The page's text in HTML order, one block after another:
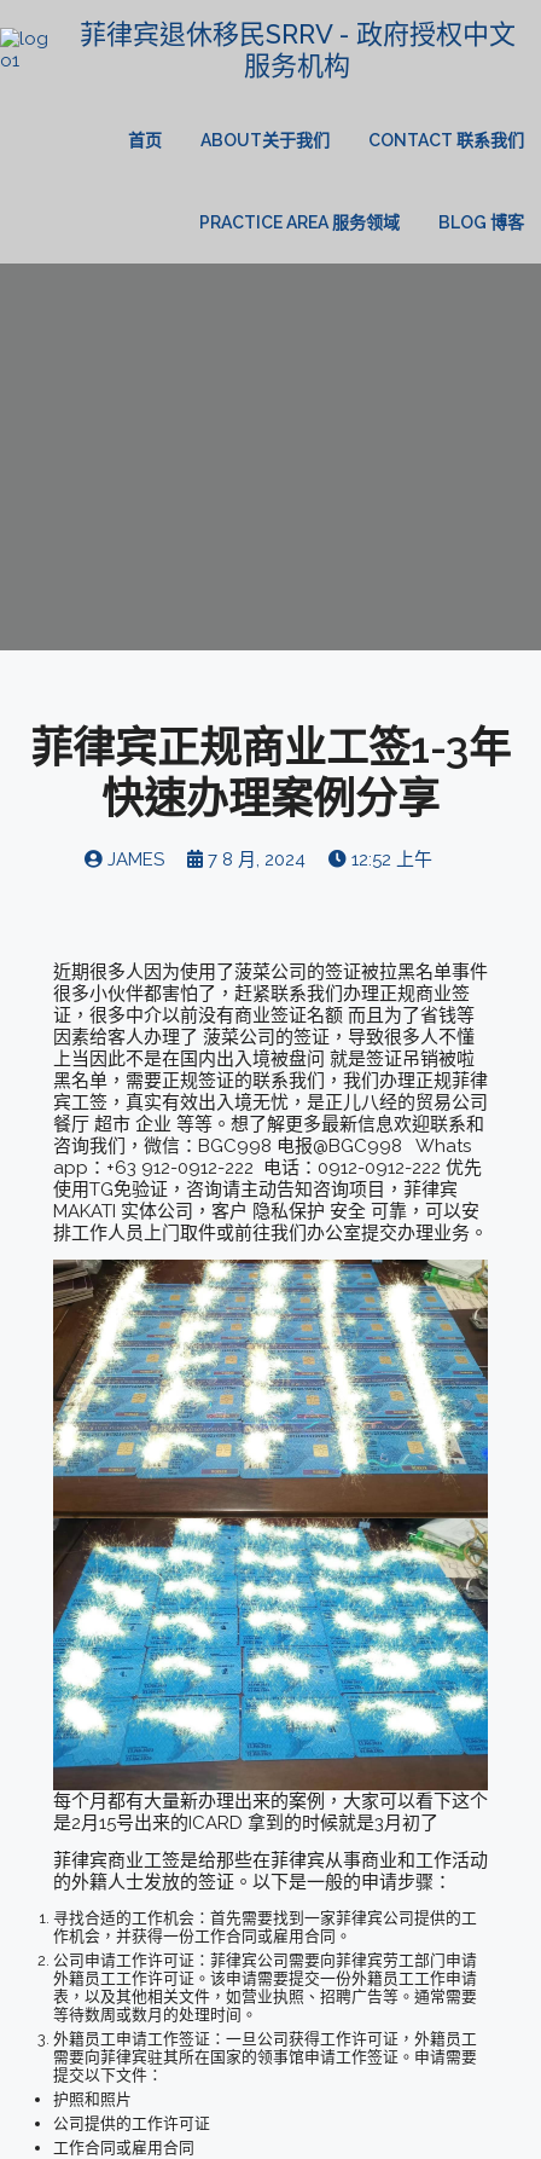
菲律宾退休移民SRRV - 政府授权中文
服务机构
首页 ABOUT关于我们 CONTACT 联系我们
PRACTICE AREA 服务领域 BLOG 博客
菲律宾正规商业工签1-3年
快速办理案例分享
JAMES 7 8 月, 2024 12:52 上午
近期很多人因为使用了菠菜公司的签证被拉黑名单事件
很多小伙伴都害怕了，赶紧联系我们办理正规商业签
证，很多中介以前没有商业签证名额 而且为了省钱等
因素给客人办理了 菠菜公司的签证，导致很多人不懂
上当因此不是在国内出入境被盘问 就是签证吊销被啦
黑名单，需要正规签证的联系我们，我们办理正规菲律
宾工签，真实有效出入境无忧，是正儿八经的贸易公司
餐厅 超市 企业 等等。想了解更多最新信息欢迎联系和
咨询我们，微信：BGC998 电报@BGC998 Whats
app：+63 912-0912-222 电话：0912-0912-222 优先
使用TG免验证，咨询请主动告知咨询项目，菲律宾
MAKATI 实体公司，客户 隐私保护 安全 可靠，可以安
排工作人员上门取件或前往我们办公室提交办理业务。
每个月都有大量新办理出来的案例，大家可以看下这个
是2月15号出来的ICARD 拿到的时候就是3月初了
菲律宾商业工签是给那些在菲律宾从事商业和工作活动
的外籍人士发放的签证。以下是一般的申请步骤：
寻找合适的工作机会：首先需要找到一家菲律宾公司提供的工
作机会，并获得一份工作合同或雇用合同。
公司申请工作许可证：菲律宾公司需要向菲律宾劳工部门申请
外籍员工工作许可证。该申请需要提交一份外籍员工工作申请
表，以及其他相关文件，如营业执照、招聘广告等。通常需要
等待数周或数月的处理时间。
外籍员工申请工作签证：一旦公司获得工作许可证，外籍员工
需要向菲律宾驻其所在国家的领事馆申请工作签证。申请需要
提交以下文件：
护照和照片
公司提供的工作许可证
工作合同或雇用合同